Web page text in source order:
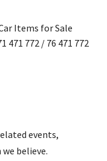
Items for Sale
471 772 / 76 471 772
events,
believe.